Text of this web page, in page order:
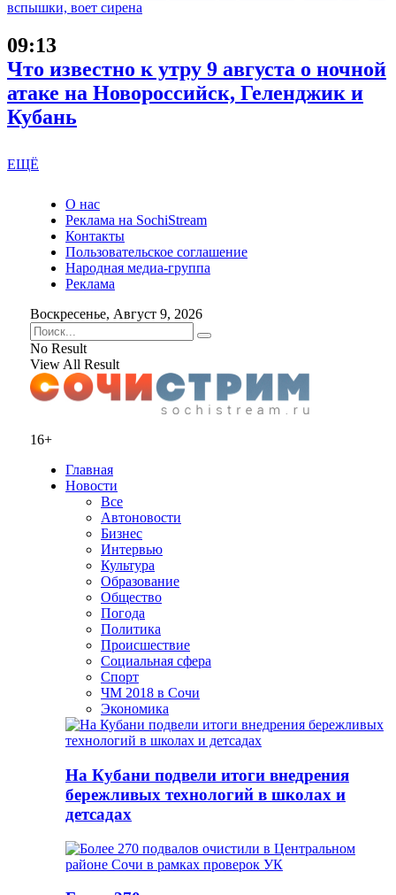
09:13
Что известно к утру 9 августа о ночной
атаке на Новороссийск, Геленджик и
Кубань
ЕЩЁ
О нас
Реклама на SochiStream
Контакты
Пользовательское соглашение
Народная медиа-группа
Реклама
Воскресенье, Август 9, 2026
No Result
View All Result
16+
Главная
Новости
Все
Автоновости
Бизнес
Интервью
Культура
Образование
Общество
Погода
Политика
Происшествие
Социальная сфера
Спорт
ЧМ 2018 в Сочи
Экономика
На Кубани подвели итоги внедрения
бережливых технологий в школах и
детсадах